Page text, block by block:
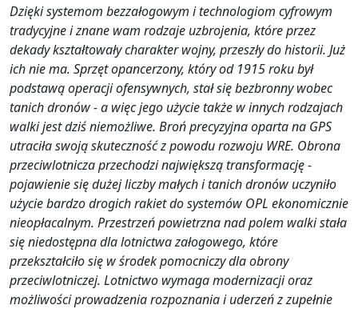
Dzięki systemom bezzałogowym i technologiom cyfrowym
tradycyjne i znane wam rodzaje uzbrojenia, które przez
dekady kształtowały charakter wojny, przeszły do historii. Już
ich nie ma. Sprzęt opancerzony, który od 1915 roku był
podstawą operacji ofensywnych, stał się bezbronny wobec
tanich dronów - a więc jego użycie także w innych rodzajach
walki jest dziś niemożliwe. Broń precyzyjna oparta na GPS
utraciła swoją skuteczność z powodu rozwoju WRE. Obrona
przeciwlotnicza przechodzi największą transformację -
pojawienie się dużej liczby małych i tanich dronów uczyniło
użycie bardzo drogich rakiet do systemów OPL ekonomicznie
nieopłacalnym. Przestrzeń powietrzna nad polem walki stała
się niedostępna dla lotnictwa załogowego, które
przekształciło się w środek pomocniczy dla obrony
przeciwlotniczej. Lotnictwo wymaga modernizacji oraz
możliwości prowadzenia rozpoznania i uderzeń z zupełnie